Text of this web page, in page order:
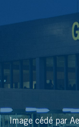
Image cédé par